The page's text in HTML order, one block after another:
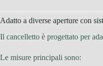
Adatto a diverse aperture con
Il cancelletto è progettato per
Le misure principali sono: